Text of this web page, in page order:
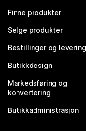
Finne produkter
Selge produkter
Bestillinger og levering
Butikkdesign
Markedsføring og
konvertering
Butikkadministrasjon